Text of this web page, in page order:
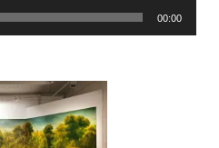
00:00